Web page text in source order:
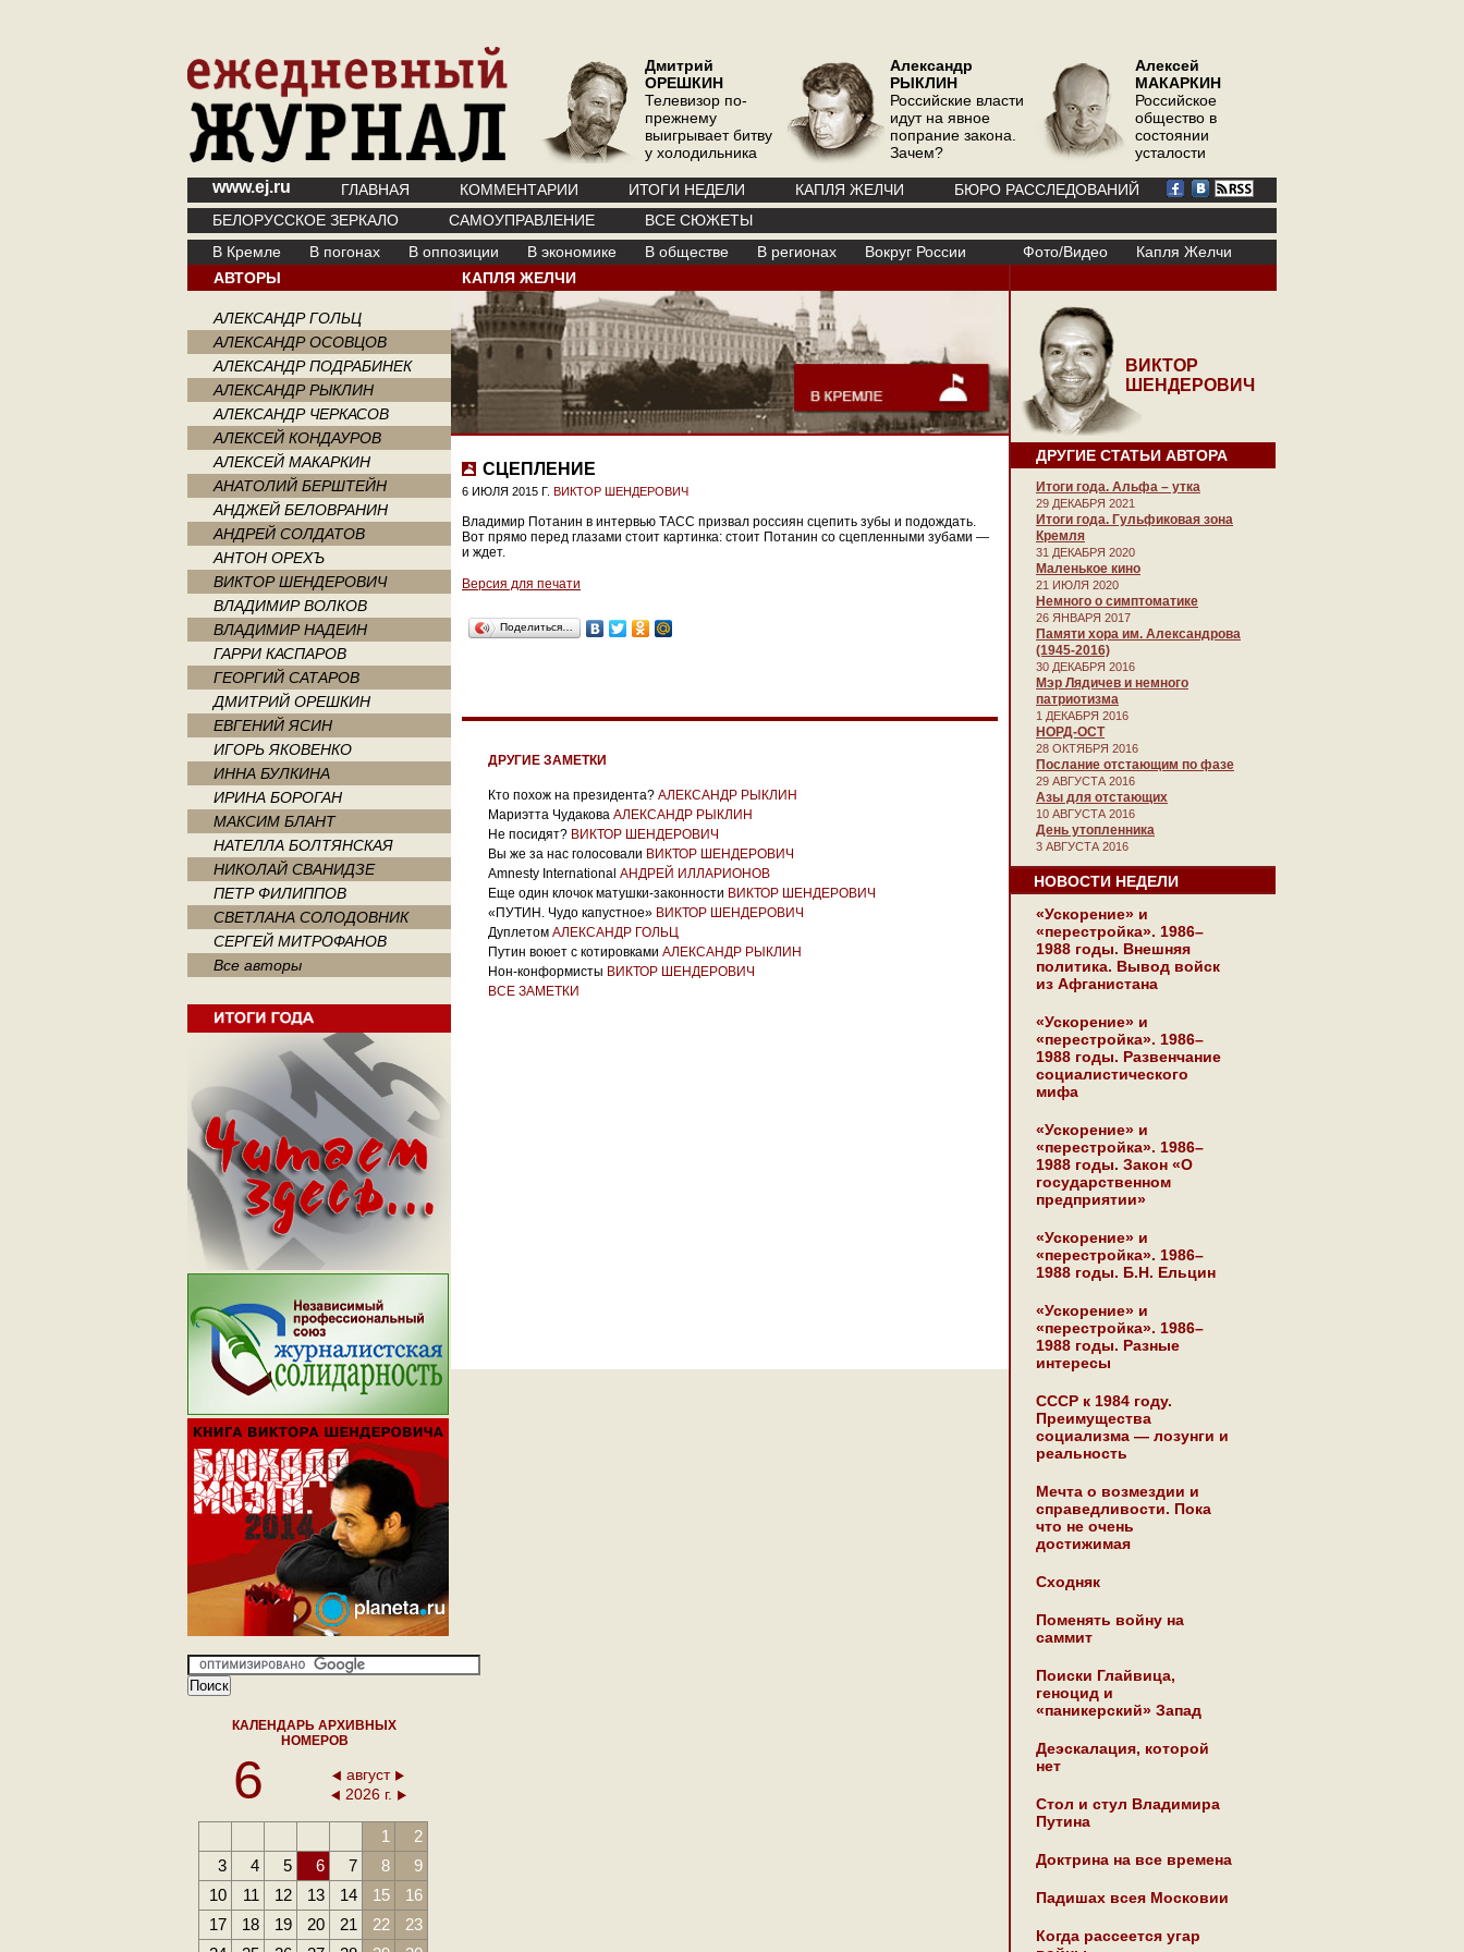
Дмитрий
ОРЕШКИН
Телевизор по-
прежнему
выигрывает битву
у холодильника
Александр
РЫКЛИН
Российские власти
идут на явное
попрание закона.
Зачем?
Алексей
МАКАРКИН
Российское
общество в
состоянии
усталости
www.ej.ru ГЛАВНАЯ КОММЕНТАРИИ ИТОГИ НЕДЕЛИ КАПЛЯ ЖЕЛЧИ
БЮРО РАССЛЕДОВАНИЙ
БЕЛОРУССКОЕ ЗЕРКАЛО
САМОУПРАВЛЕНИЕ
ВСЕ СЮЖЕТЫ
В Кремле
В погонах В оппозиции В экономике В обществе В регионах Вокруг России Фото/Видео
Капля Желчи
АВТОРЫ
АЛЕКСАНДР ГОЛЬЦ
АЛЕКСАНДР ОСОВЦОВ
АЛЕКСАНДР ПОДРАБИНЕК
АЛЕКСАНДР РЫКЛИН
АЛЕКСАНДР ЧЕРКАСОВ
АЛЕКСЕЙ КОНДАУРОВ
АЛЕКСЕЙ МАКАРКИН
АНАТОЛИЙ БЕРШТЕЙН
АНДЖЕЙ БЕЛОВРАНИН
АНДРЕЙ СОЛДАТОВ
АНТОН ОРЕХЪ
ВИКТОР ШЕНДЕРОВИЧ
ВЛАДИМИР ВОЛКОВ
ВЛАДИМИР НАДЕИН
ГАРРИ КАСПАРОВ
ГЕОРГИЙ САТАРОВ
ДМИТРИЙ ОРЕШКИН
ЕВГЕНИЙ ЯСИН
ИГОРЬ ЯКОВЕНКО
ИННА БУЛКИНА
ИРИНА БОРОГАН
МАКСИМ БЛАНТ
НАТЕЛЛА БОЛТЯНСКАЯ
НИКОЛАЙ СВАНИДЗЕ
ПЕТР ФИЛИППОВ
СВЕТЛАНА СОЛОДОВНИК
СЕРГЕЙ МИТРОФАНОВ
Все авторы
КАЛЕНДАРЬ АРХИВНЫХ
НОМЕРОВ
6
август
2026 г.
1
2
3
4 5 6 7 8
9
10
11 12 13 14 15
16
17
18 19 20 21 22
23
КАПЛЯ ЖЕЛЧИ
СЦЕПЛЕНИЕ
6 ИЮЛЯ 2015 Г. ВИКТОР ШЕНДЕРОВИЧ
Владимир Потанин в интервью ТАСС призвал россиян сцепить зубы и подождать.
Вот прямо перед глазами стоит картинка: стоит Потанин со сцепленными зубами —
и ждет.
Версия для печати
Поделиться…
ДРУГИЕ ЗАМЕТКИ
Кто похож на президента? АЛЕКСАНДР РЫКЛИН
Мариэтта Чудакова АЛЕКСАНДР РЫКЛИН
Не посидят? ВИКТОР ШЕНДЕРОВИЧ
Вы же за нас голосовали ВИКТОР ШЕНДЕРОВИЧ
Amnesty International АНДРЕЙ ИЛЛАРИОНОВ
Еще один клочок матушки-законности ВИКТОР ШЕНДЕРОВИЧ
«ПУТИН. Чудо капустное» ВИКТОР ШЕНДЕРОВИЧ
Дуплетом АЛЕКСАНДР ГОЛЬЦ
Путин воюет с котировками АЛЕКСАНДР РЫКЛИН
Нон-конформисты ВИКТОР ШЕНДЕРОВИЧ
ВСЕ ЗАМЕТКИ
ВИКТОР
ШЕНДЕРОВИЧ
ДРУГИЕ СТАТЬИ АВТОРА
Итоги года. Альфа – утка
29 ДЕКАБРЯ 2021
Итоги года. Гульфиковая зона
Кремля
31 ДЕКАБРЯ 2020
Маленькое кино
21 ИЮЛЯ 2020
Немного о симптоматике
26 ЯНВАРЯ 2017
Памяти хора им. Александрова
(1945-2016)
30 ДЕКАБРЯ 2016
Мэр Лядичев и немного
патриотизма
1 ДЕКАБРЯ 2016
НОРД-ОСТ
28 ОКТЯБРЯ 2016
Послание отстающим по фазе
29 АВГУСТА 2016
Азы для отстающих
10 АВГУСТА 2016
День утопленника
3 АВГУСТА 2016
НОВОСТИ НЕДЕЛИ
«Ускорение» и
«перестройка». 1986–
1988 годы. Внешняя
политика. Вывод войск
из Афганистана
«Ускорение» и
«перестройка». 1986–
1988 годы. Развенчание
социалистического
мифа
«Ускорение» и
«перестройка». 1986–
1988 годы. Закон «О
государственном
предприятии»
«Ускорение» и
«перестройка». 1986–
1988 годы. Б.Н. Ельцин
«Ускорение» и
«перестройка». 1986–
1988 годы. Разные
интересы
СССР к 1984 году.
Преимущества
социализма — лозунги и
реальность
Мечта о возмездии и
справедливости. Пока
что не очень
достижимая
Сходняк
Поменять войну на
саммит
Поиски Глайвица,
геноцид и
«паникерский» Запад
Деэскалация, которой
нет
Стол и стул Владимира
Путина
Доктрина на все времена
Падишах всея Московии
Когда рассеется угар